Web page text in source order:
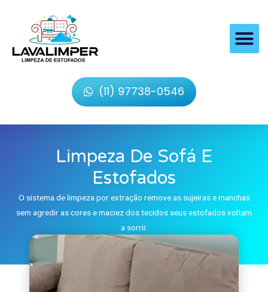
(11) 97738-0546
Limpeza De Sofá E
Estofados
O sistema de limpeza por extração remove as sujeiras e manchas
sem agredir as cores e maciez dos tecidos seus estofados voltam
a sorrir.